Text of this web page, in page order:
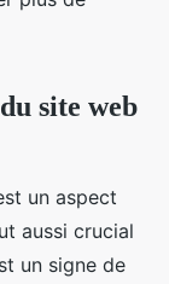
site web
un aspect
aussi crucial
un signe de